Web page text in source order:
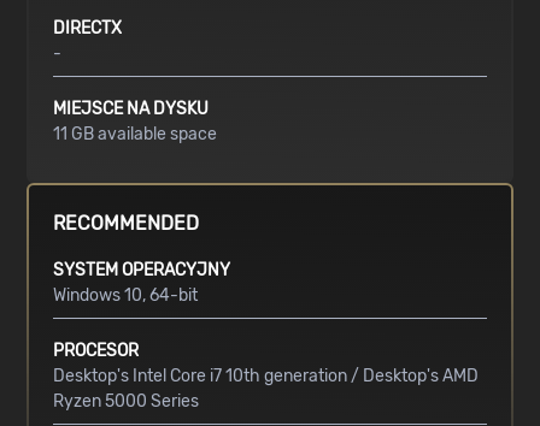
DIRECTX
-
MIEJSCE NA DYSKU
11 GB available space
RECOMMENDED
SYSTEM OPERACYJNY
Windows 10, 64-bit
PROCESOR
Desktop's Intel Core i7 10th generation / Desktop's AMD
Ryzen 5000 Series